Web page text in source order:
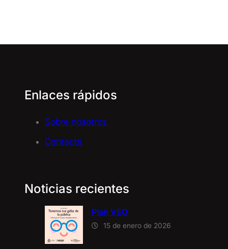
Enlaces rápidos
Sobre nosotros
Contacta
Noticias recientes
Plan VEO
15 de enero de 2026